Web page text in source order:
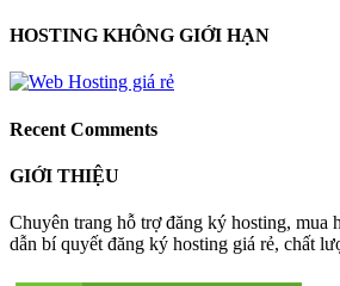
HOSTING KHÔNG GIỚI HẠN
Recent Comments
GIỚI THIỆU
Chuyên trang hỗ trợ đăng ký hosting, mua
dẫn bí quyết đăng ký hosting giá rẻ, chất